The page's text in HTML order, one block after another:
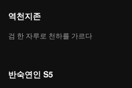
역천지존
검 한 자루로 천하를 가르다
반숙연인 S5